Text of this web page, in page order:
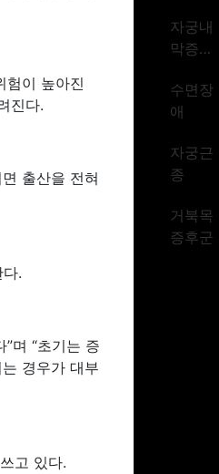
험이 높아진
진다.
출산을 전혀
.
며 “초기는 증
경우가 대부
고 있다.
자궁내
막증식
수면장
애
자궁근
종
거북목
증후군